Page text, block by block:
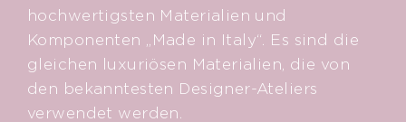
hochwertigsten Materialien und
Komponenten „Made in Italy“. Es sind die
gleichen luxuriösen Materialien, die von
den bekanntesten Designer-Ateliers
verwendet werden.